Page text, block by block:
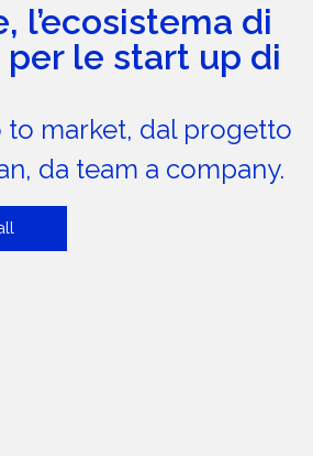
l’ecosistema di
le start up di
to market, dal progetto
da team a company.